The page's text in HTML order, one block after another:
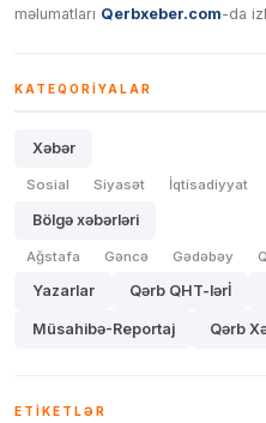
məlumatları Qerbxeber.com-da
KATEQORIYALAR
Xəbər
Sosial Siyasət İqtisadiyyat
Bölgə xəbərləri
Ağstafa Gəncə Gədəbəy
Yazarlar Qərb QHT-lərİ
Müsahibə-Reportaj Qərb
ETIKETLƏR